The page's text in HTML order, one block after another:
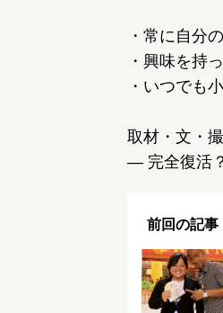
・常に自分
・興味を持
・いつでも
取材・文・
― 完全復活
前回の記事